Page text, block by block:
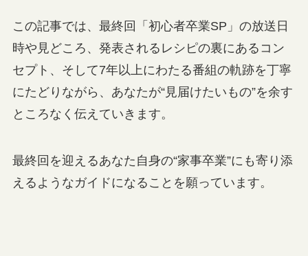
この記事では、最終回「初心者卒業SP」の放送日
時や見どころ、発表されるレシピの裏にあるコン
セプト、そして7年以上にわたる番組の軌跡を丁寧
にたどりながら、あなたが“見届けたいもの”を余す
ところなく伝えていきます。
最終回を迎えるあなた自身の“家事卒業”にも寄り添
えるようなガイドになることを願っています。